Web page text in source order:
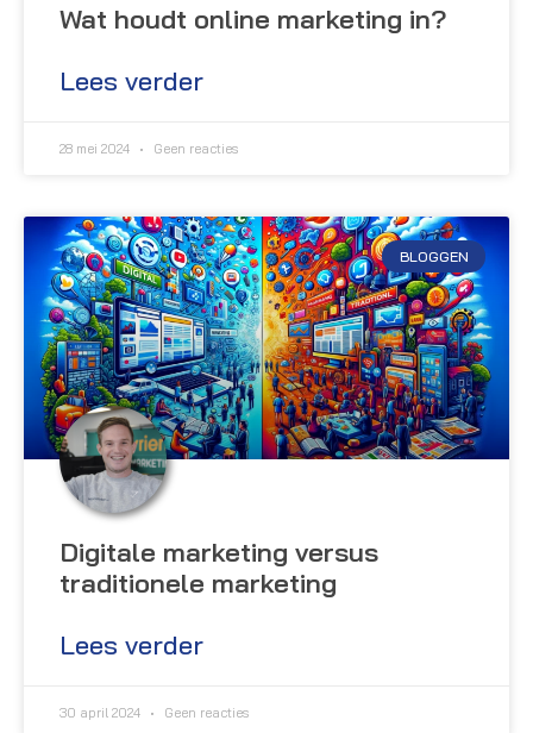
Wat houdt online marketing in?
Lees verder
28 mei 2024 Geen reacties
BLOGGEN
Digitale marketing versus
traditionele marketing
Lees verder
30 april 2024 Geen reacties